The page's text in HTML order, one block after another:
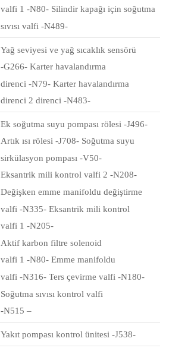
valfi 1 -N80- Silindir kapağı için soğutma
sıvısı valfi -N489-
Yağ seviyesi ve yağ sıcaklık sensörü
-G266- Karter havalandırma
direnci -N79- Karter havalandırma
direnci 2 direnci -N483-
Ek soğutma suyu pompası rölesi -J496-
Artık ısı rölesi -J708- Soğutma suyu
sirkülasyon pompası -V50-
Eksantrik mili kontrol valfi 2 -N208-
Değişken emme manifoldu değiştirme
valfi -N335- Eksantrik mili kontrol
valfi 1 -N205-
Aktif karbon filtre solenoid
valfi 1 -N80- Emme manifoldu
valfi -N316- Ters çevirme valfi -N180-
Soğutma sıvısı kontrol valfi
-N515 –
Yakıt pompası kontrol ünitesi -J538-